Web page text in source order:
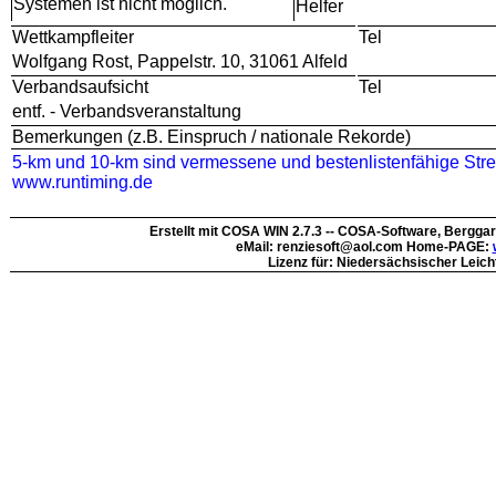
Systemen ist nicht möglich.
Helfer
Wettkampfleiter
Tel
Wolfgang Rost, Pappelstr. 10, 31061 Alfeld
Verbandsaufsicht
Tel
entf. - Verbandsveranstaltung
Bemerkungen (z.B. Einspruch / nationale Rekorde)
5-km und 10-km sind vermessene und bestenlistenfähige
www.runtiming.de
Erstellt mit COSA WIN 2.7.3 -- COSA-Software,
eMail: renziesoft@aol.com Home-PAGE:
Lizenz für: Niedersächsischer